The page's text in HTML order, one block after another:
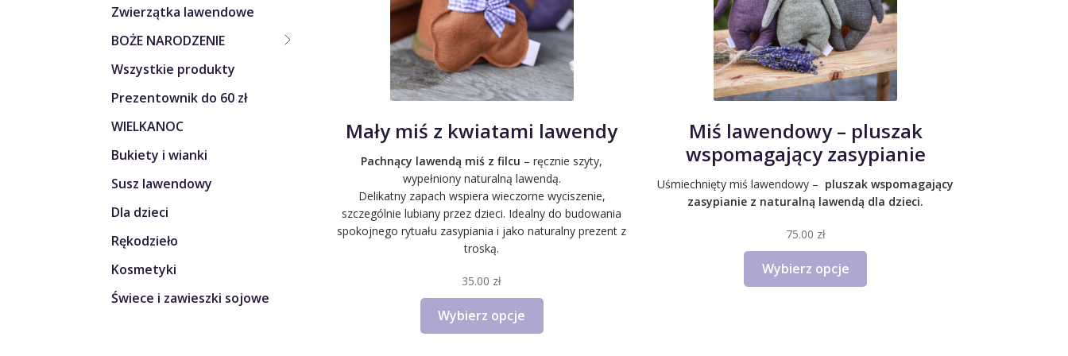
Mały miś z kwiatami lawendy
Pachnący lawendą miś z filcu – ręcznie szyty,
wypełniony naturalną lawendą.
Delikatny zapach wspiera wieczorne wyciszenie,
szczególnie lubiany przez dzieci. Idealny do budowania
spokojnego rytuału zasypiania i jako naturalny prezent z
troską.
35.00 zł
Wybierz opcje
Ten
Miś lawendowy – pluszak
wspomagający zasypianie
Uśmiechnięty miś lawendowy – pluszak wspomagający
zasypianie z naturalną lawendą dla dzieci.
75.00 zł
Wybierz opcje
Ten
Zwierzątka lawendowe
BOŻE NARODZENIE
Wszystkie produkty
Prezentownik do 60 zł
WIELKANOC
Bukiety i wianki
Susz lawendowy
Dla dzieci
Rękodzieło
Kosmetyki
Świece i zawieszki sojowe